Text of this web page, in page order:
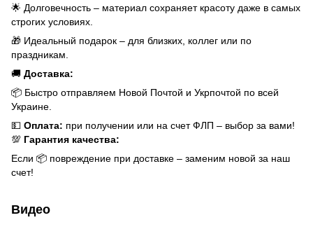
🌟 Долговечность – материал сохраняет красоту даже в самых
строгих условиях.
🎁 Идеальный подарок – для близких, коллег или по
праздникам.
🚚 Доставка:
📦 Быстро отправляем Новой Почтой и Укрпочтой по всей
Украине.
💵 Оплата: при получении или на счет ФЛП – выбор за вами!
💯 Гарантия качества:
Если 📦 повреждение при доставке – заменим новой за наш
счет!
Видео